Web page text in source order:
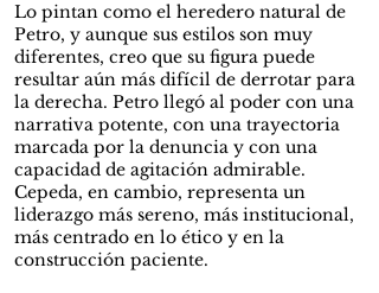
Lo pintan como el heredero natural de
Petro, y aunque sus estilos son muy
diferentes, creo que su figura puede
resultar aún más difícil de derrotar para
la derecha. Petro llegó al poder con una
narrativa potente, con una trayectoria
marcada por la denuncia y con una
capacidad de agitación admirable.
Cepeda, en cambio, representa un
liderazgo más sereno, más institucional,
más centrado en lo ético y en la
construcción paciente.